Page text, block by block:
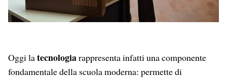
Oggi latecnologiarappresenta infatti una componente
fondamentale della scuola moderna: permette di